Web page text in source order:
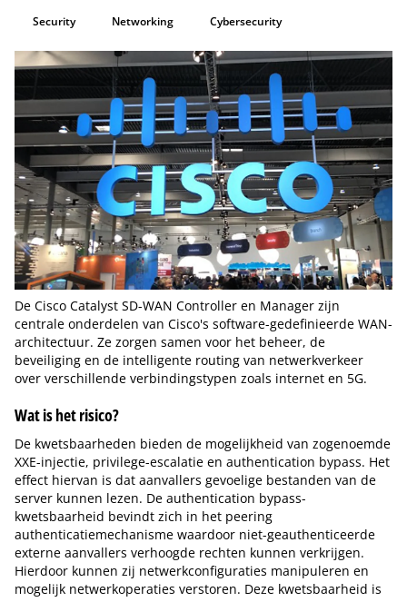
Security Networking Cybersecurity
De Cisco Catalyst SD-WAN Controller en Manager zijn
centrale onderdelen van Cisco's software-gedefinieerde WAN-
architectuur. Ze zorgen samen voor het beheer, de
beveiliging en de intelligente routing van netwerkverkeer
over verschillende verbindingstypen zoals internet en 5G.
Wat is het risico?
De kwetsbaarheden bieden de mogelijkheid van zogenoemde
XXE-injectie, privilege-escalatie en authentication bypass. Het
effect hiervan is dat aanvallers gevoelige bestanden van de
server kunnen lezen. De authentication bypass-
kwetsbaarheid bevindt zich in het peering
authenticatiemechanisme waardoor niet-geauthenticeerde
externe aanvallers verhoogde rechten kunnen verkrijgen.
Hierdoor kunnen zij netwerkconfiguraties manipuleren en
mogelijk netwerkoperaties verstoren. Deze kwetsbaarheid is